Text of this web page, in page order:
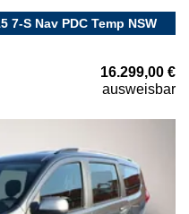
7-S Nav PDC Temp NSW
16.299,00 €
ausweisbar